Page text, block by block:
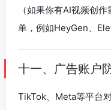
（如果你有AI视频创
单，例如HeyGen、
十一、广告账户
TikTok、Meta等平台